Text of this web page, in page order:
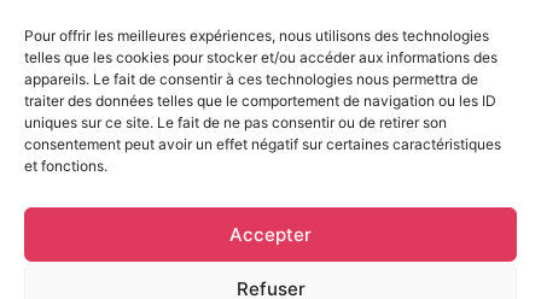
Pour offrir les meilleures expériences, nous utilisons des technologies
telles que les cookies pour stocker et/ou accéder aux informations des
appareils. Le fait de consentir à ces technologies nous permettra de
traiter des données telles que le comportement de navigation ou les ID
uniques sur ce site. Le fait de ne pas consentir ou de retirer son
consentement peut avoir un effet négatif sur certaines caractéristiques
et fonctions.
Accepter
Refuser
DEVIS PRÉVOYANCE
DEVIS MARBRERIE
Mentions légales
© Pompes funèbresdu Centre • 2023 • Tout droits
reservés